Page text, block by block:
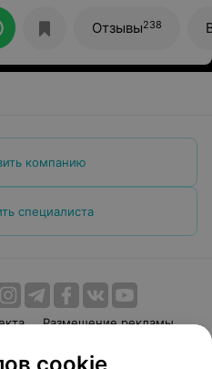
десяток других врачей
подробно
реабилитации после
только к этому врачу!
Отзывы238
компанию
специалиста
Размещение рекламы